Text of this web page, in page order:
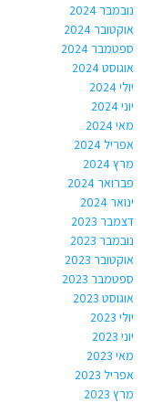
נובמבר 2024
אוקטובר 2024
ספטמבר 2024
אוגוסט 2024
יולי 2024
יוני 2024
מאי 2024
אפריל 2024
מרץ 2024
פברואר 2024
ינואר 2024
דצמבר 2023
נובמבר 2023
אוקטובר 2023
ספטמבר 2023
אוגוסט 2023
יולי 2023
יוני 2023
מאי 2023
אפריל 2023
מרץ 2023